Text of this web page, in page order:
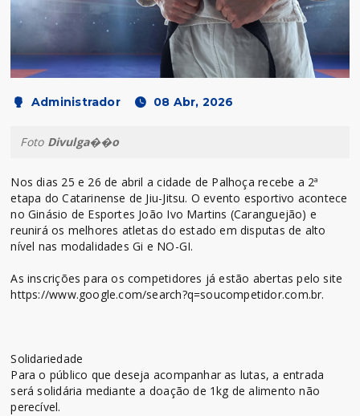
Administrador 08 Abr, 2026
Foto Divulga��o
Nos dias 25 e 26 de abril a cidade de Palhoça recebe a 2ª
etapa do Catarinense de Jiu-Jitsu. O evento esportivo acontece
no Ginásio de Esportes João Ivo Martins (Caranguejão) e
reunirá os melhores atletas do estado em disputas de alto
nível nas modalidades Gi e NO-GI.
As inscrições para os competidores já estão abertas pelo site
https://www.google.com/search?q=soucompetidor.com.br.
Solidariedade
Para o público que deseja acompanhar as lutas, a entrada
será solidária mediante a doação de 1kg de alimento não
perecível.